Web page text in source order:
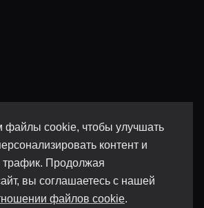
файлы cookie, чтобы улучшать
контент и
трафик. Продолжая
вы соглашаетесь с нашей
файлов cookie.